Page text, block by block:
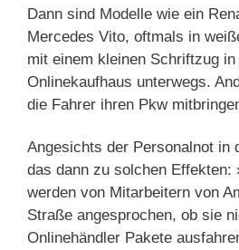
Dann sind Modelle wie ein
Mercedes Vito, oftmals in
mit einem kleinen Schriftzug
Onlinekaufhaus unterwegs.
die Fahrer ihren Pkw
Angesichts der Personalnot in
das dann zu solchen Effekten:
werden von Mitarbeitern von
Straße angesprochen, ob sie
Onlinehändler Pakete